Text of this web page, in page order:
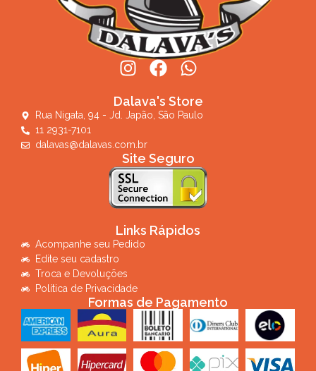
Dalava's Store
Rua Nigata, 94 - Jd. Japão, São Paulo
11 2931-7101
dalavas@dalavas.com.br
Site Seguro
Links Rápidos
Acompanhe seu Pedido
Edite seu cadastro
Troca e Devoluções
Política de Privacidade
Formas de Pagamento